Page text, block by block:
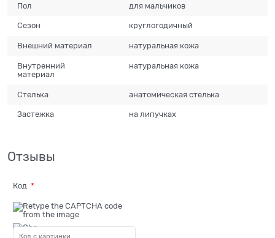
Пол для мальчиков
Сезон круглогодичный
Внешний материал натуральная кожа
Внутренний
материал
натуральная кожа
Стелька анатомическая стелька
Застежка на липучках
Отзывы
Код